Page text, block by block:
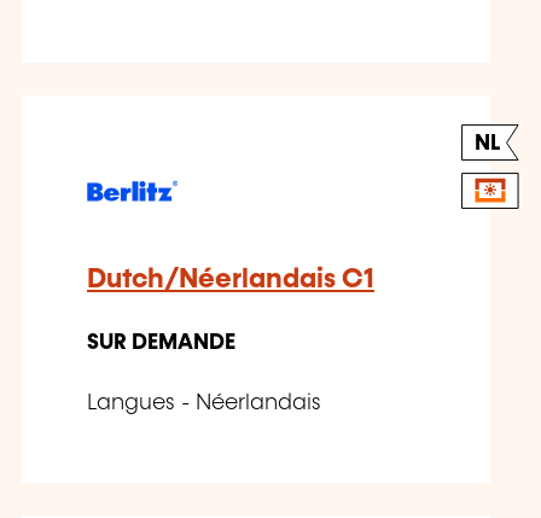
NL
Dutch/Néerlandais C1
SUR DEMANDE
Langues - Néerlandais